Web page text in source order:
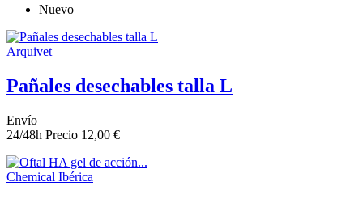
Nuevo
Arquivet
Pañales desechables talla L
Envío
24/48h Precio 12,00 €
Chemical Ibérica